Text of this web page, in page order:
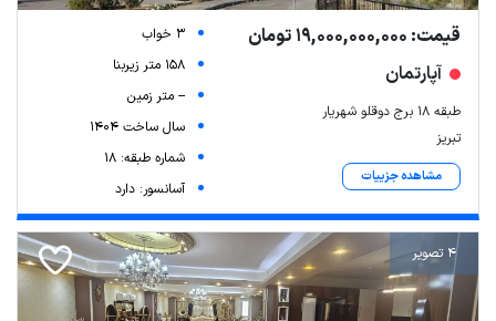
قیمت: 19,000,000,000 تومان
آپارتمان
طبقه ۱۸ برج دوقلو شهریار
تبریز
مشاهده جزییات
3 خواب
158 متر زیربنا
-- متر زمین
سال ساخت 1404
شماره طبقه: 18
آسانسور: دارد
4 تصویر